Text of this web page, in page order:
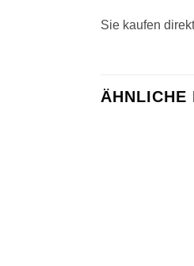
Sie kaufen
ÄHNLICHE